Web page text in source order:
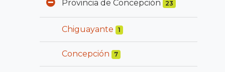
Provincia de Concepción 23
Chiguayante 1
Concepción 7